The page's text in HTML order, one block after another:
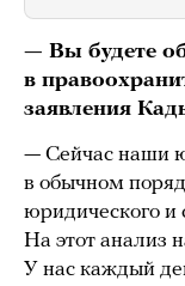
— Вы будете
в
заявления
— Сейчас наши
в обычном
юридического и
На этот анализ
У нас каждый